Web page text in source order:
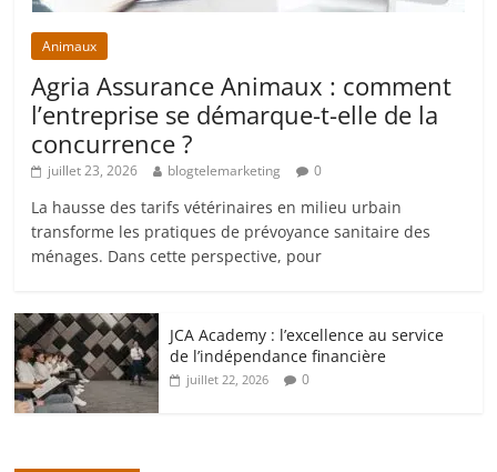
Animaux
Agria Assurance Animaux : comment
l’entreprise se démarque-t-elle de la
concurrence ?
juillet 23, 2026 blogtelemarketing 0
La hausse des tarifs vétérinaires en milieu urbain
transforme les pratiques de prévoyance sanitaire des
ménages. Dans cette perspective, pour
JCA Academy : l’excellence au service
de l’indépendance financière
juillet 22, 2026 0